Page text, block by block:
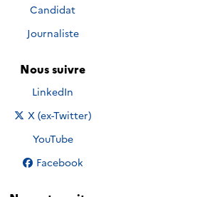
Candidat
Journaliste
Nous suivre
Nous suivre sur
LinkedIn
Nous suivre sur
X (ex-Twitter)
Nous suivre sur
YouTube
Nous suivre sur
Facebook